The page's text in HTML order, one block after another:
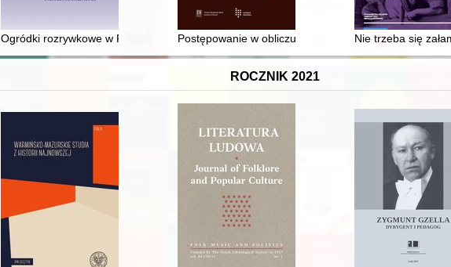
Ogródki rozrywkowe w Poznaniu w dziewiętnastym i dwudziestym wieku
Postępowanie w obliczu sporów między krzyżackimi
Nie trzeba się
ROCZNIK 2021